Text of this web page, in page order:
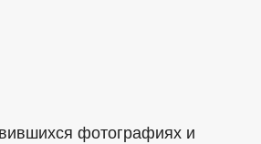
фотографиях и